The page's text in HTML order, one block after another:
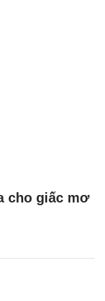
cho giấc mơ